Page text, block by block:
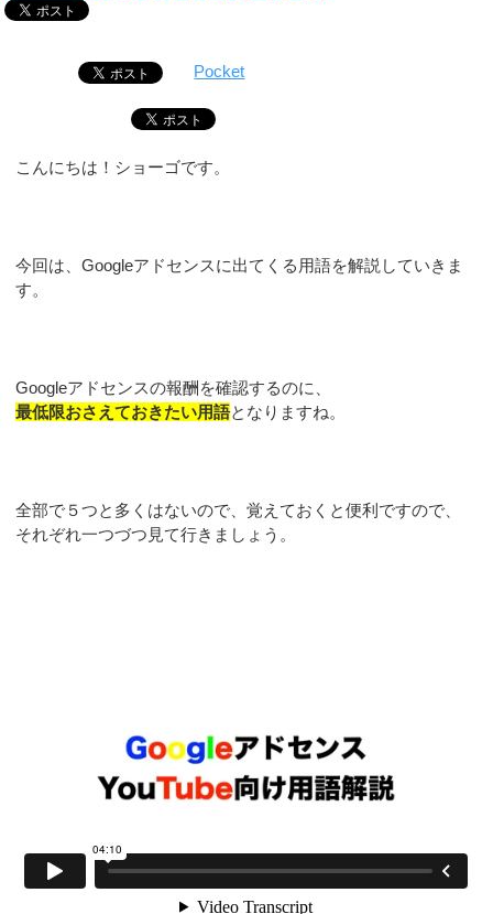
Pocket
こんにちは！ショーゴです。
今回は、Googleアドセンスに出てくる用語を解説していきま
す。
Googleアドセンスの報酬を確認するのに、
最低限おさえておきたい用語となりますね。
全部で５つと多くはないので、覚えておくと便利ですので、
それぞれ一つづつ見て行きましょう。